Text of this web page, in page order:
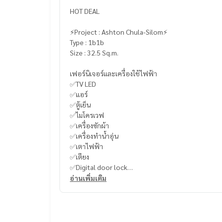
HOT DEAL
⚡️Project : Ashton Chula-Silom⚡️
Type : 1b1b
Size : 32.5 Sq.m.
เฟอร์นิเจอร์และเครื่องใช้ไฟฟ้า
✅TV LED
✅แอร์
✅ตู้เย็น
✅ไมโครเวฟ
✅เครื่องซักผ้า
✅เครื่องทำน้ำอุ่น
✅เตาไฟฟ้า
✅เตียง
✅Digital door lock
อ่านเพิ่มเติม